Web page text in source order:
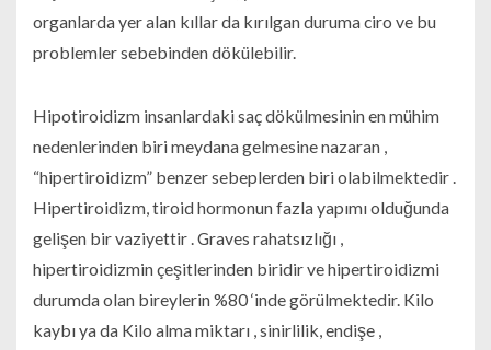
organlarda yer alan kıllar da kırılgan duruma ciro ve bu
problemler sebebinden dökülebilir.
Hipotiroidizm insanlardaki saç dökülmesinin en mühim
nedenlerinden biri meydana gelmesine nazaran ,
“hipertiroidizm” benzer sebeplerden biri olabilmektedir .
Hipertiroidizm, tiroid hormonun fazla yapımı olduğunda
gelişen bir vaziyettir . Graves rahatsızlığı ,
hipertiroidizmin çeşitlerinden biridir ve hipertiroidizmi
durumda olan bireylerin %80 ‘inde görülmektedir. Kilo
kaybı ya da Kilo alma miktarı , sinirlilik, endişe ,